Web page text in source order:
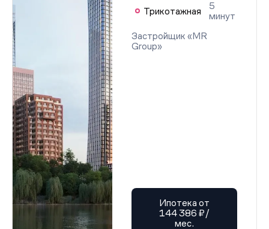
Трикотажная
5
минут
Застройщик «MR
Group»
Ипотека от
144 386 ₽/
мес.